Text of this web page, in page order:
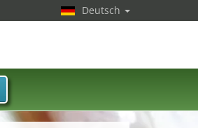
Deutsch